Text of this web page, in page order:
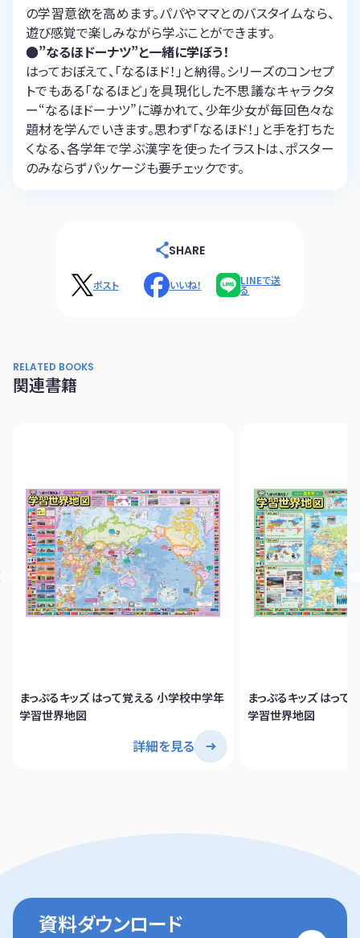
の学習意欲を高めます。パパやママとのバスタイムなら、
遊び感覚で楽しみながら学ぶことができます。
●”なるほドーナツ”と一緒に学ぼう！
はっておぼえて、「なるほド！」と納得。シリーズのコンセプ
トでもある「なるほど」を具現化した不思議なキャラクタ
ー“なるほドーナツ”に導かれて、少年少女が毎回色々な
題材を学んでいきます。思わず「なるほド！」と手を打ちた
くなる、各学年で学ぶ漢字を使ったイラストは、ポスター
のみならずパッケージも要チェックです。
SHARE
ポスト いいね！ LINEで送
る
RELATED BOOKS
関連書籍
まっぷるキッズ はって覚える 小学校中学年
学習世界地図
詳細を見る
まっぷるキッズ はっ
学習世界地図
資料ダウンロード